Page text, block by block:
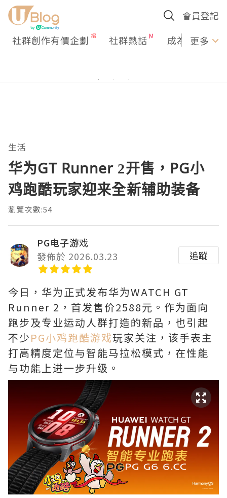
會員登記
社群創作有價企劃 社群熱話 成為U更多
生活
华为GT Runner 2开售，PG小
鸡跑酷玩家迎来全新辅助装备
瀏覽次數:54
PG电子游戏
發佈於 2026.03.23
追蹤
今日，华为正式发布华为WATCH GT
Runner 2，首发售价2588元。作为面向
跑步及专业运动人群打造的新品，也引起
不少PG小鸡跑酷游戏玩家关注，该手表主
打高精度定位与智能马拉松模式，在性能
与功能上进一步升级。